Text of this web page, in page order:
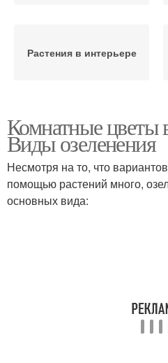
Растения в интерьере
Комнатные цветы
Виды озеленения
Несмотря на то, что
помощью растений много,
основных вида: